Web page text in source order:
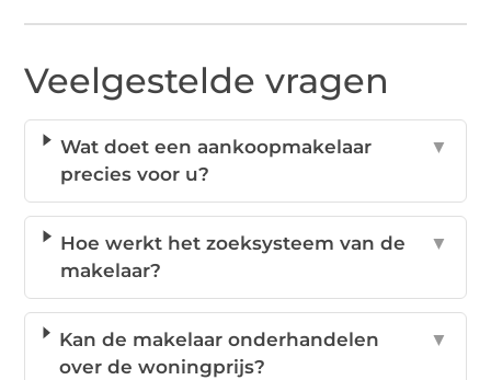
Veelgestelde vragen
Wat doet een aankoopmakelaar
precies voor u?
▼
Hoe werkt het zoeksysteem van de
makelaar?
▼
Kan de makelaar onderhandelen
over de woningprijs?
▼